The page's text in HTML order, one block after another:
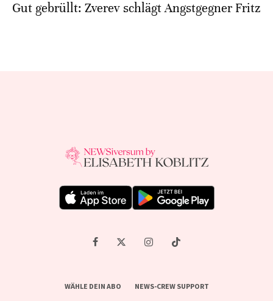
Gut gebrüllt: Zverev schlägt Angstgegner Fritz
WÄHLE DEIN ABO NEWS-CREW SUPPORT